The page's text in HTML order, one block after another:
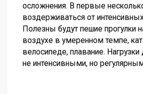
осложнения. В первые
воздерживаться от
Полезны будут пешие прогулки
воздухе в умеренном темпе,
велосипеде, плавание.
не интенсивными, но